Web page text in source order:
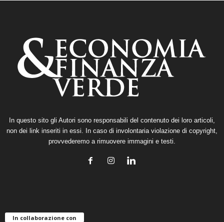
In questo sito gli Autori sono responsabili del contenuto dei loro articoli,
non dei link inseriti in essi. In caso di involontaria violazione di copyright,
provvederemo a rimuovere immagini e testi.
In collaborazione con